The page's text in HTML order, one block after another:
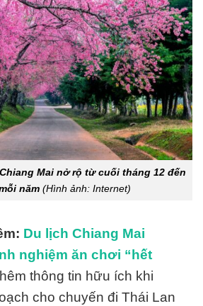
Mai nở rộ từ cuối tháng 12 đến
năm(Hình ảnh: Internet)
Du lịch Chiang Mai
nghiệm ăn chơi “hết
thông tin hữu ích khi
cho chuyến đi Thái Lan